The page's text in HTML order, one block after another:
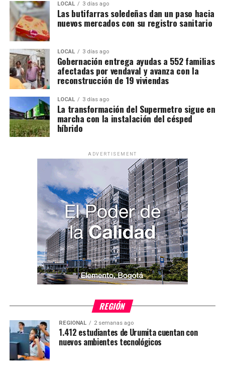
LOCAL 3 días ago
Las butifarras soledeñas dan un paso hacia
nuevos mercados con su registro sanitario
LOCAL 3 días ago
Gobernación entrega ayudas a 552 familias
afectadas por vendaval y avanza con la
reconstrucción de 19 viviendas
LOCAL 3 días ago
La transformación del Supermetro sigue en
marcha con la instalación del césped
híbrido
ADVERTISEMENT
REGIÓN
REGIONAL 2 semanas ago
1.412 estudiantes de Urumita cuentan con
nuevos ambientes tecnológicos